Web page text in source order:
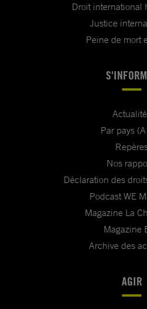
Droit international
Justice
Peine de mort
Par pays
Nos
Déclaration des
Podcast WE
Magazine La
Magazine
Archive des
AGIR